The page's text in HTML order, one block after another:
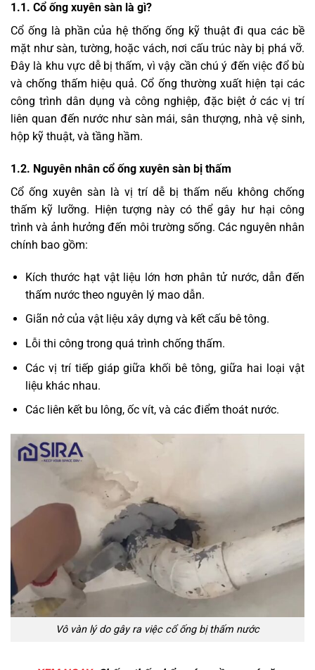
1.1. Cổ ống xuyên sàn là gì?
Cổ ống là phần của hệ thống ống kỹ thuật đi qua các bề
mặt như sàn, tường, hoặc vách, nơi cấu trúc này bị phá vỡ.
Đây là khu vực dễ bị thấm, vì vậy cần chú ý đến việc đổ bù
và chống thấm hiệu quả. Cổ ống thường xuất hiện tại các
công trình dân dụng và công nghiệp, đặc biệt ở các vị trí
liên quan đến nước như sàn mái, sân thượng, nhà vệ sinh,
hộp kỹ thuật, và tầng hầm.
1.2. Nguyên nhân cổ ống xuyên sàn bị thấm
Cổ ống xuyên sàn là vị trí dễ bị thấm nếu không chống
thấm kỹ lưỡng. Hiện tượng này có thể gây hư hại công
trình và ảnh hưởng đến môi trường sống. Các nguyên nhân
chính bao gồm:
Kích thước hạt vật liệu lớn hơn phân tử nước, dẫn đến
thấm nước theo nguyên lý mao dẫn.
Giãn nở của vật liệu xây dựng và kết cấu bê tông.
Lỗi thi công trong quá trình chống thấm.
Các vị trí tiếp giáp giữa khối bê tông, giữa hai loại vật
liệu khác nhau.
Các liên kết bu lông, ốc vít, và các điểm thoát nước.
Vô vàn lý do gây ra việc cổ ống bị thấm nước